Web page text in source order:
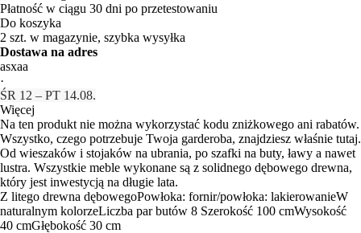
Płatność w ciągu 30 dni po przetestowaniu
Do koszyka
2 szt. w magazynie, szybka wysyłka
Dostawa na adres
asxaa
·
ŚR 12 – PT 14.08.
Więcej
Na ten produkt nie można wykorzystać kodu zniżkowego ani rabatów.
Wszystko, czego potrzebuje Twoja garderoba, znajdziesz właśnie tutaj.
Od wieszaków i stojaków na ubrania, po szafki na buty, ławy a nawet
lustra. Wszystkie meble wykonane są z solidnego dębowego drewna,
który jest inwestycją na długie lata.
Z litego drewna dębowegoPowłoka: fornir/powłoka: lakierowanieW
naturalnym kolorzeLiczba par butów 8 Szerokość 100 cmWysokość
40 cmGłębokość 30 cm